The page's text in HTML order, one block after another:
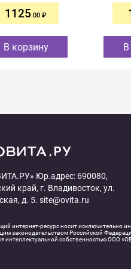
1125.00
В корзину В
Юр.адрес: 690080,
край, г. Владивосток, ул.
д. 5. site@ovita.ru
интернет-ресурс носит исключительно
законодательством Российской
интеллектуальной собственностью ООО